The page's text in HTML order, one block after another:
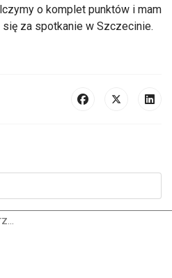
o komplet punktów i mam
za spotkanie w Szczecinie.